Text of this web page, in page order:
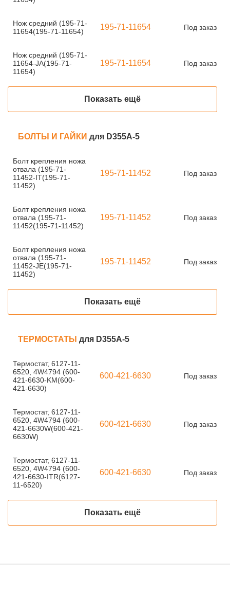
Нож средний (195-71-
11654(195-71-11654)
195-71-11654 Под заказ
Нож средний (195-71-
11654-JA(195-71-
11654)
195-71-11654 Под заказ
Показать ещё
БОЛТЫ И ГАЙКИ для D355A-5
Болт крепления ножа
отвала (195-71-
11452-IT(195-71-
11452)
195-71-11452 Под заказ
Болт крепления ножа
отвала (195-71-
11452(195-71-11452)
195-71-11452 Под заказ
Болт крепления ножа
отвала (195-71-
11452-JE(195-71-
11452)
195-71-11452 Под заказ
Показать ещё
ТЕРМОСТАТЫ для D355A-5
Термостат, 6127-11-
6520, 4W4794 (600-
421-6630-KM(600-
421-6630)
600-421-6630 Под заказ
Термостат, 6127-11-
6520, 4W4794 (600-
421-6630W(600-421-
6630W)
600-421-6630 Под заказ
Термостат, 6127-11-
6520, 4W4794 (600-
421-6630-ITR(6127-
11-6520)
600-421-6630 Под заказ
Показать ещё